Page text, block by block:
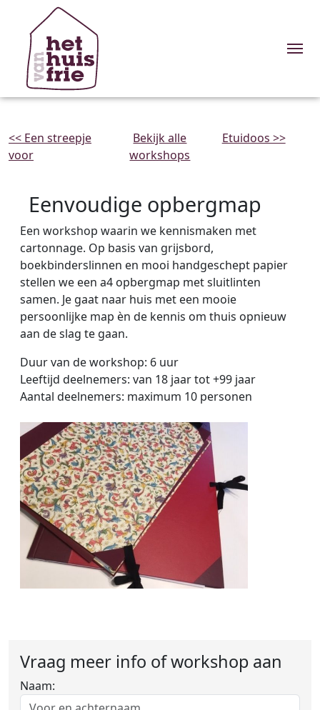
<< Een streepje
voor
Bekijk alle
workshops
Etuidoos >>
Eenvoudige opbergmap
Een workshop waarin we kennismaken met
cartonnage. Op basis van grijsbord,
boekbinderslinnen en mooi handgeschept papier
stellen we een a4 opbergmap met sluitlinten
samen. Je gaat naar huis met een mooie
persoonlijke map èn de kennis om thuis opnieuw
aan de slag te gaan.
Duur van de workshop: 6 uur
Leeftijd deelnemers: van 18 jaar tot +99 jaar
Aantal deelnemers: maximum 10 personen
Vraag meer info of workshop aan
Naam: